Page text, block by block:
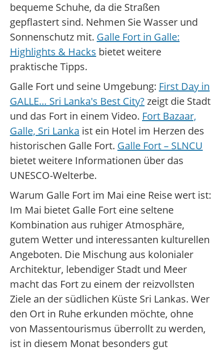
bequeme Schuhe, da die Straßen
gepflastert sind. Nehmen Sie Wasser und
Sonnenschutz mit. Galle Fort in Galle:
Highlights & Hacks bietet weitere
praktische Tipps.
Galle Fort und seine Umgebung: First Day in
GALLE… Sri Lanka's Best City? zeigt die Stadt
und das Fort in einem Video. Fort Bazaar,
Galle, Sri Lanka ist ein Hotel im Herzen des
historischen Galle Fort. Galle Fort – SLNCU
bietet weitere Informationen über das
UNESCO-Welterbe.
Warum Galle Fort im Mai eine Reise wert ist:
Im Mai bietet Galle Fort eine seltene
Kombination aus ruhiger Atmosphäre,
gutem Wetter und interessanten kulturellen
Angeboten. Die Mischung aus kolonialer
Architektur, lebendiger Stadt und Meer
macht das Fort zu einem der reizvollsten
Ziele an der südlichen Küste Sri Lankas. Wer
den Ort in Ruhe erkunden möchte, ohne
von Massentourismus überrollt zu werden,
ist in diesem Monat besonders gut